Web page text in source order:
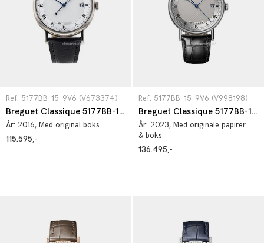
Ref: 5177BB-15-9V6 (V673374)
Breguet Classique 5177BB-15-9V6
År: 2016, Med original boks
115.595,-
Ref: 5177BB-15-9V6 (V998198)
Breguet Classique 5177BB-15-9V6
År: 2023, Med originale papirer
& boks
136.495,-